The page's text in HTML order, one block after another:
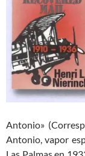
Antonio»
Antonio, vapor